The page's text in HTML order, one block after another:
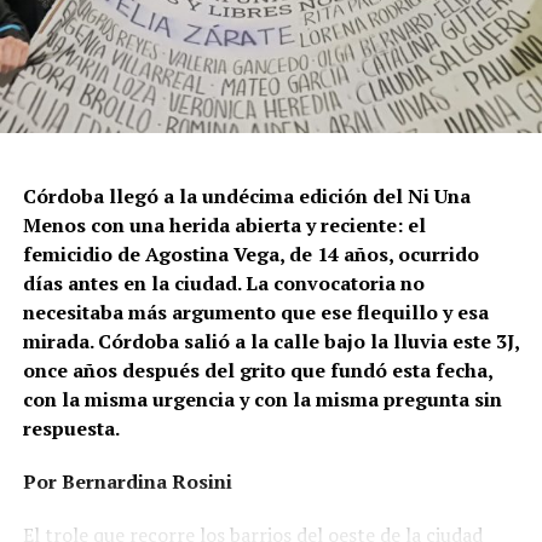
Ganar la vida: La historia de (no)
Córdoba llegó a la undécima edición del Ni Una
Menos con una herida abierta y reciente: el
femicidio de Agostina Vega, de 14 años, ocurrido
días antes en la ciudad. La convocatoria no
necesitaba más argumento que ese flequillo y esa
mirada. Córdoba salió a la calle bajo la lluvia este 3J,
once años después del grito que fundó esta fecha,
con la misma urgencia y con la misma pregunta sin
respuesta.
Por Bernardina Rosini
El trole que recorre los barrios del oeste de la ciudad